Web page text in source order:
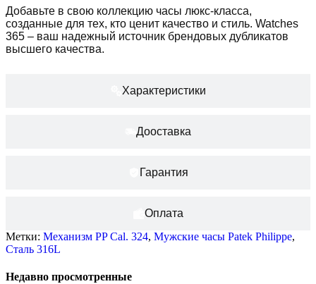
Характеристики
Дооставка
Гарантия
Оплата
Добавьте в свою коллекцию часы люкс-класса,
созданные для тех, кто ценит качество и стиль. Watches
365 – ваш надежный источник брендовых дубликатов
высшего качества.
Метки: Механизм PP Cal. 324, Мужские часы Patek Philippe,
Сталь 316L
Недавно просмотренные